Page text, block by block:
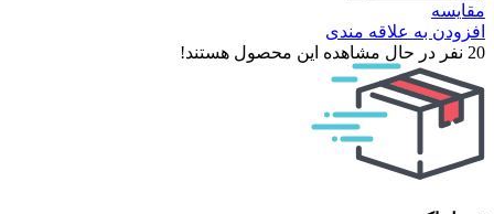
مقایسه
افزودن به علاقه مندی
20 نفر در حال مشاهده این محصول هستند!